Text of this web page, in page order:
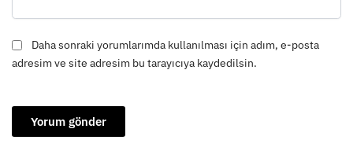
Daha sonraki yorumlarımda kullanılması için adım, e-posta
adresim ve site adresim bu tarayıcıya kaydedilsin.